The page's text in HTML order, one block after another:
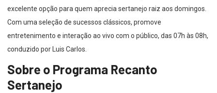
excelente opção para quem aprecia sertanejo raiz aos domingos.
Com uma seleção de sucessos clássicos, promove
entretenimento e interação ao vivo com o público, das 07h às 08h,
conduzido por Luis Carlos.
Sobre o Programa Recanto
Sertanejo